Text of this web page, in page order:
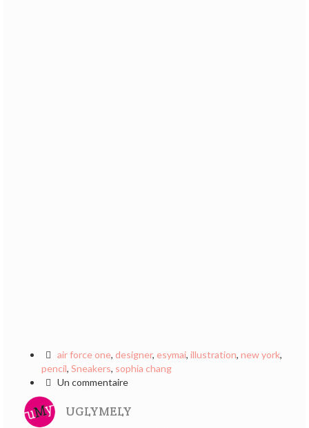
air force one, designer, esymai, illustration, new york,
pencil, Sneakers, sophia chang
Un commentaire
UGLYMELY